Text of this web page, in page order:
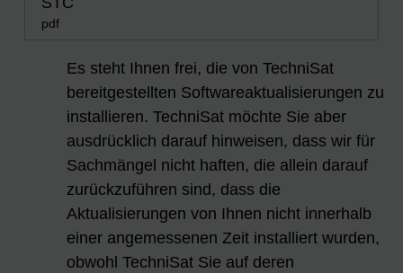
pdf
Es steht Ihnen frei, die von TechniSat
bereitgestellten Softwareaktualisierungen zu
installieren. TechniSat möchte Sie aber
ausdrücklich darauf hinweisen, dass wir für
Sachmängel nicht haften, die allein darauf
zurückzuführen sind, dass die
Aktualisierungen von Ihnen nicht innerhalb
einer angemessenen Zeit installiert wurden,
obwohl TechniSat Sie auf deren